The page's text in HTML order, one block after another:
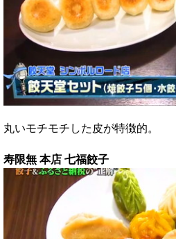
丸いモチモチした皮が特徴的。
寿限無 本店 七福餃子